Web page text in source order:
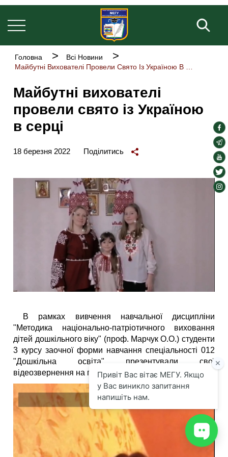
Перейти
до
основного
вмісту
Основна
Рядок
навіґації
Головна
Всі Новини
Майбутні вихователі
провели свято із Україною
в серці
18 березня 2022 Поділитись
В рамках вивчення навчальної дисципліни
"Методика національно-патріотичного виховання
дітей дошкільного віку" (проф. Марчук О.О.) студенти
3 курсу заочної форми навчання спеціальності 012
"Дошкільна освіта" презентували свої
відеозвернення на патріотичну тематику.